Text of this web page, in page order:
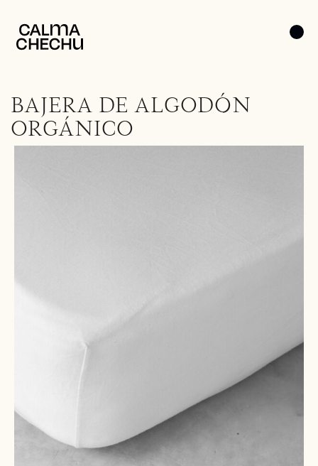
BAJERA DE ALGODÓN
ORGÁNICO